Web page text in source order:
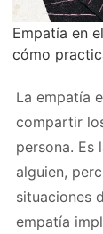
Empatía en
cómo
La empatía
compartir
persona. Es
alguien,
situaciones
empatía